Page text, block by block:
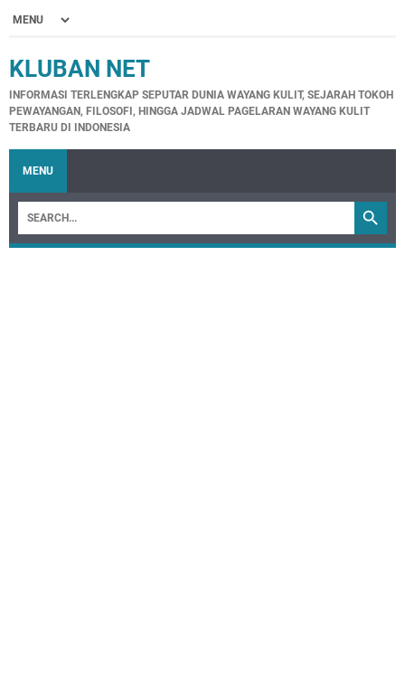
KLUBAN NET
INFORMASI TERLENGKAP SEPUTAR DUNIA WAYANG KULIT, SEJARAH TOKOH
PEWAYANGAN, FILOSOFI, HINGGA JADWAL PAGELARAN WAYANG KULIT
TERBARU DI INDONESIA
MENU